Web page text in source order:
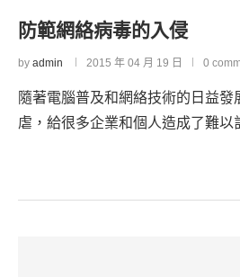
防範網絡病毒的入侵
by admin 2015 年 04 月 19 日 0
隨著電腦普及和網絡技術的日益
虐，給很多企業和個人造成了難以